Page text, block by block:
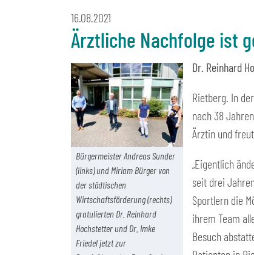
16.08.2021
Ärztliche Nachfolge ist
Bürgermeister Andreas Sunder
(links) und Miriam Bürger von
der städtischen
Wirtschaftsförderung (rechts)
gratulierten Dr. Reinhard
Hochstetter und Dr. Imke
Friedel jetzt zur
Dr. Reinhard
Rietberg. In
nach 38
Ärztin und
„Eigentlich
seit drei
Sportlern die
ihrem Team
Besuch